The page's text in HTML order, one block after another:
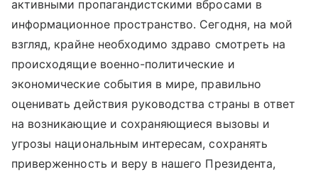
активными пропагандистскими вбросами в
информационное пространство. Сегодня, на мой
взгляд, крайне необходимо здраво смотреть на
происходящие военно-политические и
экономические события в мире, правильно
оценивать действия руководства страны в ответ
на возникающие и сохраняющиеся вызовы и
угрозы национальным интересам, сохранять
приверженность и веру в нашего Президента,